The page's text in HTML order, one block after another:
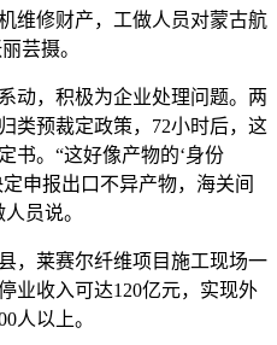
修财产，工做人员对蒙古航
芸摄。
，积极为企业处理问题。两
类预裁定政策，72小时后，这
书。“这好像产物的‘身份
申报出口不异产物，海关间
员说。
莱赛尔纤维项目施工现场一
业收入可达120亿元，实现外
人以上。